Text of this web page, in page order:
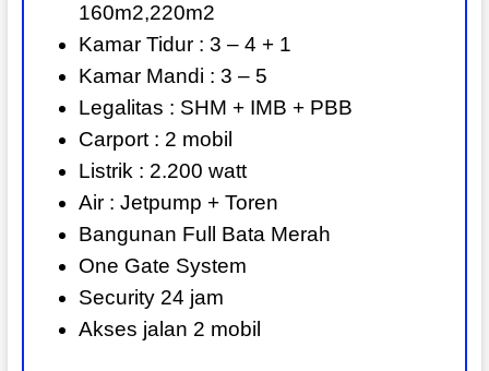
160m2,220m2
Kamar Tidur : 3 – 4 + 1
Kamar Mandi : 3 – 5
Legalitas : SHM + IMB + PBB
Carport : 2 mobil
Listrik : 2.200 watt
Air : Jetpump + Toren
Bangunan Full Bata Merah
One Gate System
Security 24 jam
Akses jalan 2 mobil